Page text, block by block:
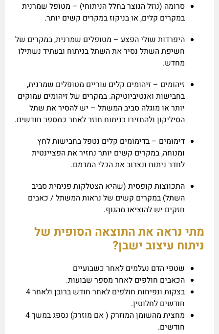
סרומה (נוזל הנוצר בחלל הניתוחי) – מטופל שמרנית
במקרים קלים, או בניקוז במקרים קשים יותר.
היפרדות שולי הפצע – מטופלים שמרנית, במקרים של
חשיפת השתל נסיר את השתל בניתוח ובעתיד נשתילו
מחדש.
זיהומים – זיהומים קלים עוריים מטופלים שמרנית,
בחבישות ואנטיביוטיקה. במקרים של זיהומים עמוקים
יותר או מוגלה סביב המשתל – יש להסיר את שתל
הסיליקון ולהחזירו בניתוח חוזר לאחר כמספר חודשים.
דימומים – בדימומים קלים נטפל בחבישות לחץ
ומנוחה, במקרים קשים יותר נחזיר את הפציינטית
לחדר ניתוח ונצרוב את הכלי המדמם.
התכווצות קופסית (שהיא הצטלקות פנימית סביב
השתל) במקרים קשים של נראות המשתל / כאבים
חזקים יש להוציאו מהגוף.
מתי נראה את התוצאה הסופית של
ניתוח עיצוב ישבן?
שטפי הדם נעלמים לאחר כשבועיים
הכאבים חולפים לאחר מספר שבועות.
בצקות ונפיחות חולפים לאחר חודש ברובן ולאחר 4
חודשים לחלוטין.
מחצית מהשומן המוזרק ( אם מוזרק) נספג במשך 4
חודשים.